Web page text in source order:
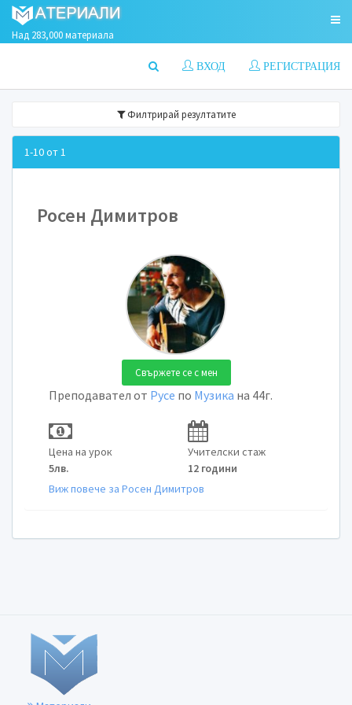
Над 283,000 материала
РЕГИСТРАЦИЯ
ВХОД
Филтрирай резултатите
1-10 от 1
Росен Димитров
Свържете се с мен
Преподавател от Русе по Музика на 44г.
Цена на урок
5лв.
Учителски стаж
12 години
Виж повече за Росен Димитров